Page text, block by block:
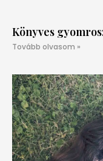
Könyves
Tovább olvasom »